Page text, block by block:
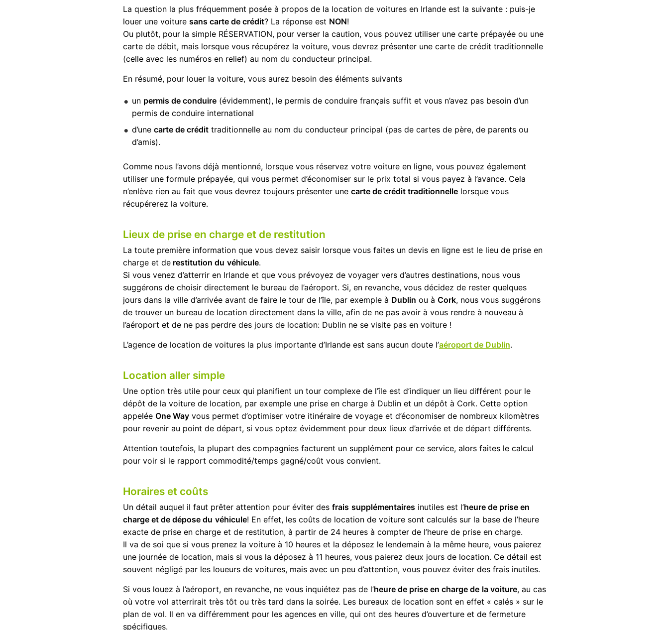
La question la plus fréquemment posée à propos de la location de voitures en Irlande est la suivante : puis-je
louer une voiture sans carte de crédit? La réponse est NON!
Ou plutôt, pour la simple RÉSERVATION, pour verser la caution, vous pouvez utiliser une carte prépayée ou une
carte de débit, mais lorsque vous récupérez la voiture, vous devrez présenter une carte de crédit traditionnelle
(celle avec les numéros en relief) au nom du conducteur principal.
En résumé, pour louer la voiture, vous aurez besoin des éléments suivants
un permis de conduire (évidemment), le permis de conduire français suffit et vous n’avez pas besoin d’un
permis de conduire international
d’une carte de crédit traditionnelle au nom du conducteur principal (pas de cartes de père, de parents ou
d’amis).
Comme nous l’avons déjà mentionné, lorsque vous réservez votre voiture en ligne, vous pouvez également
utiliser une formule prépayée, qui vous permet d’économiser sur le prix total si vous payez à l’avance. Cela
n’enlève rien au fait que vous devrez toujours présenter une carte de crédit traditionnelle lorsque vous
récupérerez la voiture.
Lieux de prise en charge et de restitution
La toute première information que vous devez saisir lorsque vous faites un devis en ligne est le lieu de prise en
charge et de restitution du véhicule.
Si vous venez d’atterrir en Irlande et que vous prévoyez de voyager vers d’autres destinations, nous vous
suggérons de choisir directement le bureau de l’aéroport. Si, en revanche, vous décidez de rester quelques
jours dans la ville d’arrivée avant de faire le tour de l’île, par exemple à Dublin ou à Cork, nous vous suggérons
de trouver un bureau de location directement dans la ville, afin de ne pas avoir à vous rendre à nouveau à
l’aéroport et de ne pas perdre des jours de location: Dublin ne se visite pas en voiture !
L’agence de location de voitures la plus importante d’Irlande est sans aucun doute l’aéroport de Dublin.
Location aller simple
Une option très utile pour ceux qui planifient un tour complexe de l’île est d’indiquer un lieu différent pour le
dépôt de la voiture de location, par exemple une prise en charge à Dublin et un dépôt à Cork. Cette option
appelée One Way vous permet d’optimiser votre itinéraire de voyage et d’économiser de nombreux kilomètres
pour revenir au point de départ, si vous optez évidemment pour deux lieux d’arrivée et de départ différents.
Attention toutefois, la plupart des compagnies facturent un supplément pour ce service, alors faites le calcul
pour voir si le rapport commodité/temps gagné/coût vous convient.
Horaires et coûts
Un détail auquel il faut prêter attention pour éviter des frais supplémentaires inutiles est l’heure de prise en
charge et de dépose du véhicule! En effet, les coûts de location de voiture sont calculés sur la base de l’heure
exacte de prise en charge et de restitution, à partir de 24 heures à compter de l’heure de prise en charge.
Il va de soi que si vous prenez la voiture à 10 heures et la déposez le lendemain à la même heure, vous paierez
une journée de location, mais si vous la déposez à 11 heures, vous paierez deux jours de location. Ce détail est
souvent négligé par les loueurs de voitures, mais avec un peu d’attention, vous pouvez éviter des frais inutiles.
Si vous louez à l’aéroport, en revanche, ne vous inquiétez pas de l’heure de prise en charge de la voiture, au cas
où votre vol atterrirait très tôt ou très tard dans la soirée. Les bureaux de location sont en effet « calés » sur le
plan de vol. Il en va différemment pour les agences en ville, qui ont des heures d’ouverture et de fermeture
spécifiques.